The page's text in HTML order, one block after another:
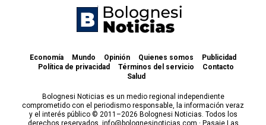
Economía Mundo Opinión Quienes somos
Publicidad
Política de privacidad
Términos del servicio
Contacto
Salud
Bolognesi Noticias es un medio regional independiente
comprometido con el periodismo responsable, la información veraz
y el interés público © 2011–2026 Bolognesi Noticias. Todos los